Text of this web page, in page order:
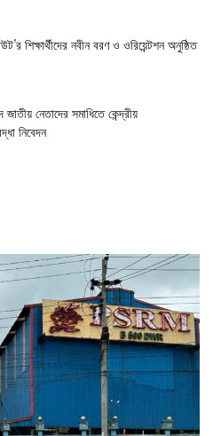
শিক্ষার্থীদের নবীন বরণ ও ওরিয়েন্টশন অনুষ্ঠিত
নেতাদের সমাধিতে কেন্দ্রীয়
নিবেদন